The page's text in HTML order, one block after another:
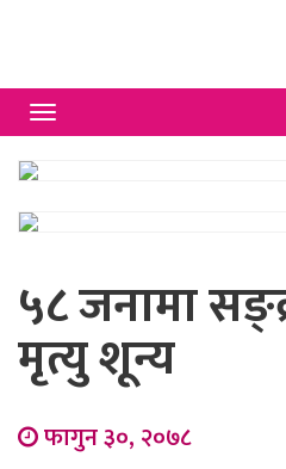
Toggle
navigation
५८ जनामा
मृत्यु शून्य
फागुन ३०, २०७८